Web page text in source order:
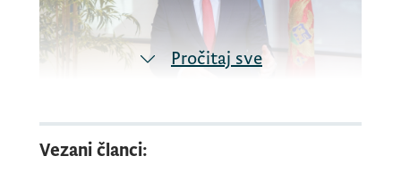
gost emisije „Naglas” na RTCG u
Pročitaj sve
Vezani članci: